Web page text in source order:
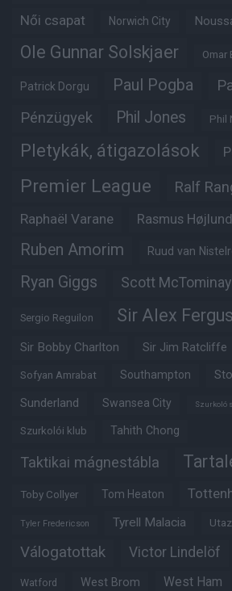
Női csapat Norwich City
Ole Gunnar Solskjaer Omar
Patrick Dorgu Paul Pogba
Pénzügyek Phil Jones Phil
Pletykák, átigazolások
Premier League Ralf
Raphaël Varane Rasmus Højlund
Ruben Amorim Ruud van
Ryan Giggs Scott McTominay
Sergio Reguilon Sir Alex
Sir Bobby Charlton Sir Jim Ratcliffe
Sofyan Amrabat Southampton
Sunderland Swansea City Szurkoló
Szurkolói klub Tahith Chong
Taktikai mágnestábla
Toby Collyer Tom Heaton
Tyler Fredericson Tyrell Malacia
Válogatottak Victor Lindelöf
Watford West Brom West Ham